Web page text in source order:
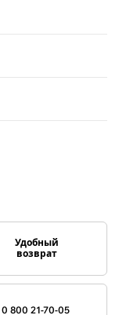
Удобный
возврат
0 800 21-70-05